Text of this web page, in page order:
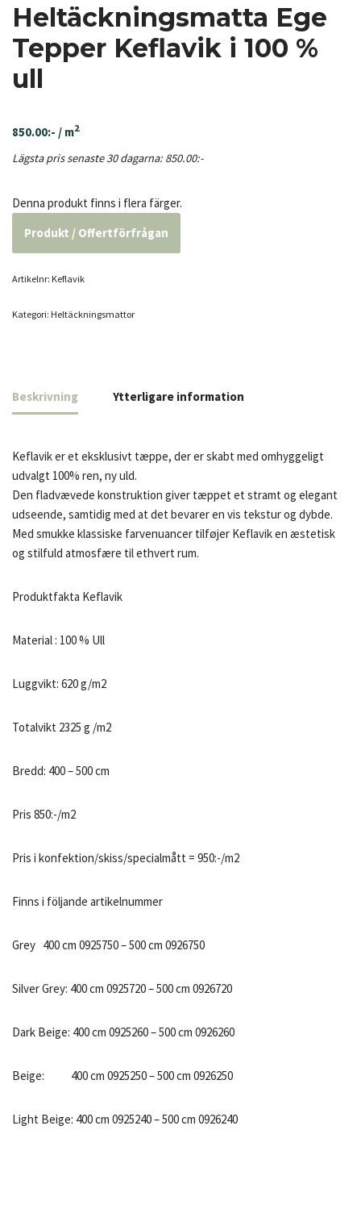
Heltäckningsmatta Ege
Tepper Keflavik i 100 %
ull
850.00:- / m2
Lägsta pris senaste 30 dagarna: 850.00:-
Denna produkt finns i flera färger.
Produkt / Offertförfrågan
Artikelnr: Keflavik
Kategori: Heltäcknings­mattor
Beskrivning Ytterligare information
Keflavik er et eksklusivt tæppe, der er skabt med omhyggeligt
udvalgt 100% ren, ny uld.
Den fladvævede konstruktion giver tæppet et stramt og elegant
udseende, samtidig med at det bevarer en vis tekstur og dybde.
Med smukke klassiske farvenuancer tilføjer Keflavik en æstetisk
og stilfuld atmosfære til ethvert rum.
Produktfakta Keflavik
Material : 100 % Ull
Luggvikt: 620 g/m2
Totalvikt 2325 g /m2
Bredd: 400 – 500 cm
Pris 850:-/m2
Pris i konfektion/skiss/specialmått = 950:-/m2
Finns i följande artikelnummer
Grey 400 cm 0925750 – 500 cm 0926750
Silver Grey: 400 cm 0925720 – 500 cm 0926720
Dark Beige: 400 cm 0925260 – 500 cm 0926260
Beige: 400 cm 0925250 – 500 cm 0926250
Light Beige: 400 cm 0925240 – 500 cm 0926240